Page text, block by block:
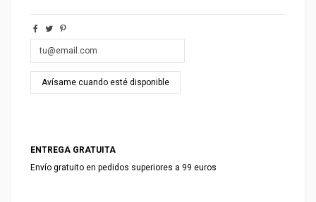
ENTREGA GRATUITA
Envío gratuito en pedidos superiores a 99 euros